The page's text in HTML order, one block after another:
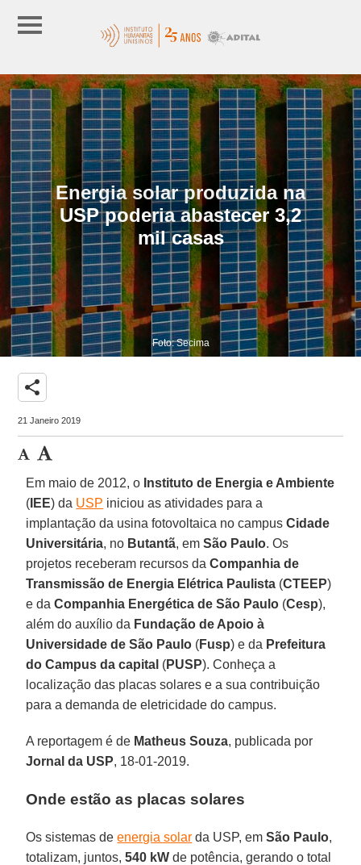
Energia solar produzida na
USP poderia abastecer 3,2
mil casas
Foto: Secima
share
21 Janeiro 2019
Em maio de 2012, o Instituto de Energia e Ambiente
( IEE) da USP iniciou as atividades para a
implantação da usina fotovoltaica no campusCidade
Universitária, no Butantã, emSão Paulo. Os
projetos receberam recursos daCompanhia de
Transmissão de Energia Elétrica Paulista (CTEEP)
e daCompanhia Energética de São Paulo (Cesp),
além do auxílio da Fundação de Apoio à
Universidade de São Paulo (Fusp) e da Prefeitura
do Campus da capital (PUSP). Conheça a
localização das placas solares e a sua contribuição
para a demanda de eletricidade do campus.
A reportagem é de Matheus Souza, publicada por
Jornal da USP, 18-01-2019.
Onde estão as placas solares
Os sistemas deenergia solar da USP, emSão Paulo,
totalizam, juntos,540 kW de potência, gerando o total